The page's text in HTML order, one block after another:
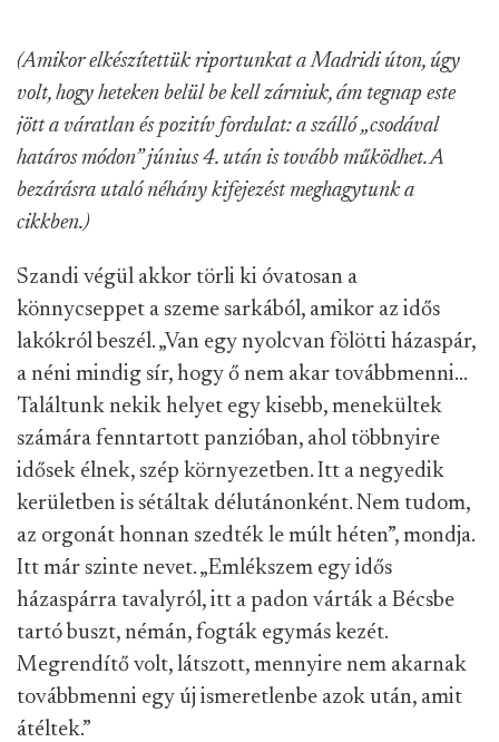
(Amikor elkészítettük riportunkat a Madridi úton, úgy
volt, hogy heteken belül be kell zárniuk, ám tegnap este
jött a váratlan és pozitív fordulat: a szálló „csodával
határos módon” június 4. után is tovább működhet. A
bezárásra utaló néhány kifejezést meghagytunk a
cikkben.)
Szandi végül akkor törli ki óvatosan a
könnycseppet a szeme sarkából, amikor az idős
lakókról beszél. „Van egy nyolcvan fölötti házaspár,
a néni mindig sír, hogy ő nem akar továbbmenni…
Találtunk nekik helyet egy kisebb, menekültek
számára fenntartott panzióban, ahol többnyire
idősek élnek, szép környezetben. Itt a negyedik
kerületben is sétáltak délutánonként. Nem tudom,
az orgonát honnan szedték le múlt héten”, mondja.
Itt már szinte nevet. „Emlékszem egy idős
házaspárra tavalyról, itt a padon várták a Bécsbe
tartó buszt, némán, fogták egymás kezét.
Megrendítő volt, látszott, mennyire nem akarnak
továbbmenni egy új ismeretlenbe azok után, amit
átéltek.”